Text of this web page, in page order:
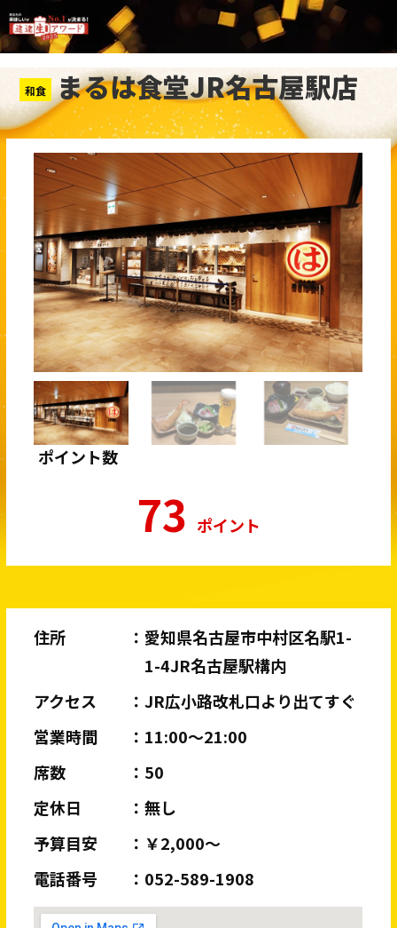
和食 まるは食堂JR名古屋駅店
ポイント数
73 ポイント
住所
愛知県名古屋市中村区名駅1-
1-4JR名古屋駅構内
アクセス
JR広小路改札口より出てすぐ
営業時間
11:00〜21:00
席数
50
定休日
無し
予算目安
￥2,000～
電話番号
052-589-1908